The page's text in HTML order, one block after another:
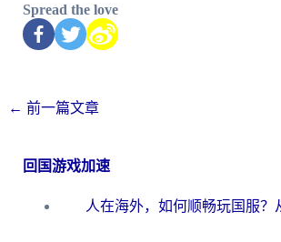
Spread the love
← 前一篇文章
回国游戏加速